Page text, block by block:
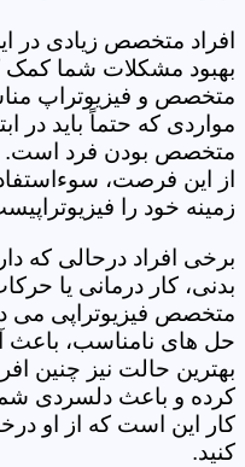
افراد متخصص زیادی در
بهبود مشکلات شما کمک
متخصص و فیزیوتراپ
مواردی که حتماً باید در
متخصص بودن فرد است. به
از این فرصت،
زمینه خود را
برخی افراد درحالی که
بدنی، کار درمانی یا
متخصص فیزیوتراپی می
حل های نامناسب، باعث
بهترین حالت نیز چنین
کرده و باعث دلسردی شما
کار این است که از او
کنید.